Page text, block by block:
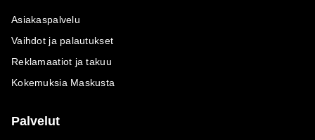
Asiakaspalvelu
Vaihdot ja palautukset
Reklamaatiot ja takuu
Kokemuksia Maskusta
Palvelut